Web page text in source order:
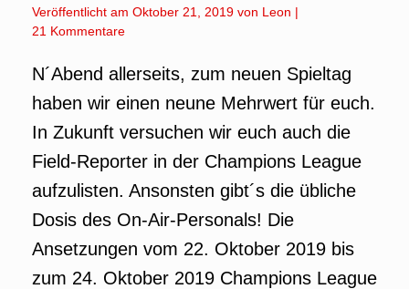
Veröffentlicht am Oktober 21, 2019 von Leon |
21 Kommentare
N´Abend allerseits, zum neuen Spieltag
haben wir einen neune Mehrwert für euch.
In Zukunft versuchen wir euch auch die
Field-Reporter in der Champions League
aufzulisten. Ansonsten gibt´s die übliche
Dosis des On-Air-Personals! Die
Ansetzungen vom 22. Oktober 2019 bis
zum 24. Oktober 2019 Champions League